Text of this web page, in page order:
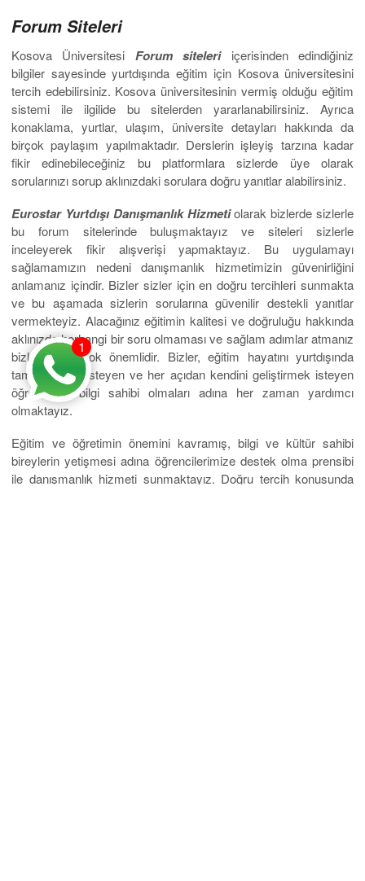
Forum Siteleri
Kosova Üniversitesi Forum siteleri içerisinden edindiğiniz
bilgiler sayesinde yurtdışında eğitim için Kosova üniversitesini
tercih edebilirsiniz. Kosova üniversitesinin vermiş olduğu eğitim
sistemi ile ilgilide bu sitelerden yararlanabilirsiniz. Ayrıca
konaklama, yurtlar, ulaşım, üniversite detayları hakkında da
birçok paylaşım yapılmaktadır. Derslerin işleyiş tarzına kadar
fikir edinebileceğiniz bu platformlara sizlerde üye olarak
sorularınızı sorup aklınızdaki sorulara doğru yanıtlar alabilirsiniz.
Eurostar Yurtdışı Danışmanlık Hizmetiolarak bizlerde sizlerle
bu forum sitelerinde buluşmaktayız ve siteleri sizlerle
inceleyerek fikir alışverişi yapmaktayız. Bu uygulamayı
sağlamamızın nedeni danışmanlık hizmetimizin güvenirliğini
anlamanız içindir. Bizler sizler için en doğru tercihleri sunmakta
ve bu aşamada sizlerin sorularına güvenilir destekli yanıtlar
vermekteyiz. Alacağınız eğitimin kalitesi ve doğruluğu hakkında
aklınızda herhangi bir soru olmaması ve sağlam adımlar atmanız
bizlerin için çok önemlidir. Bizler, eğitim hayatını yurtdışında
tamamlamak isteyen ve her açıdan kendini geliştirmek isteyen
öğrencilere bilgi sahibi olmaları adına her zaman yardımcı
olmaktayız.
Eğitim ve öğretimin önemini kavramış, bilgi ve kültür sahibi
bireylerin yetişmesi adına öğrencilerimize destek olma prensibi
ile danışmanlık hizmeti sunmaktayız. Doğru tercih konusunda
1